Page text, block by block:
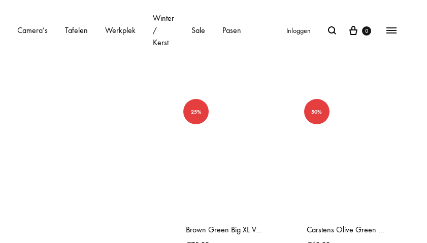
Camera’s Tafelen Werkplek
Winter
/
Kerst
Sale Pasen Inloggen 0
25%
Brown Green Big XL Vase W-Germany
50%